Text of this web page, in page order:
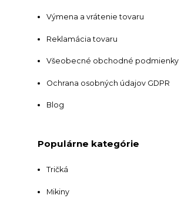
Výmena a vrátenie tovaru
Reklamácia tovaru
Všeobecné obchodné podmienky
Ochrana osobných údajov GDPR
Blog
Populárne kategórie
Tričká
Mikiny